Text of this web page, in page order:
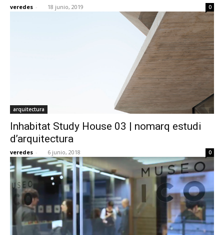
veredes - 18 junio, 2019 0
arquitectura
Inhabitat Study House 03 | nomarq estudi
d’arquitectura
veredes - 6 junio, 2018 0